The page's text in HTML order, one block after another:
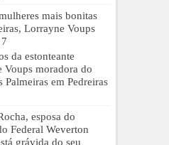
mais bonitas
Lorrayne Voups
da estonteante
moradora do
Palmeiras em Pedreiras
esposa do
Federal Weverton
grávida do seu